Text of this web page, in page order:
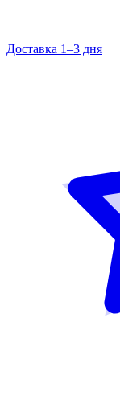
Доставка 1–3 дня